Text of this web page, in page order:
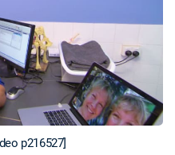
p216527]